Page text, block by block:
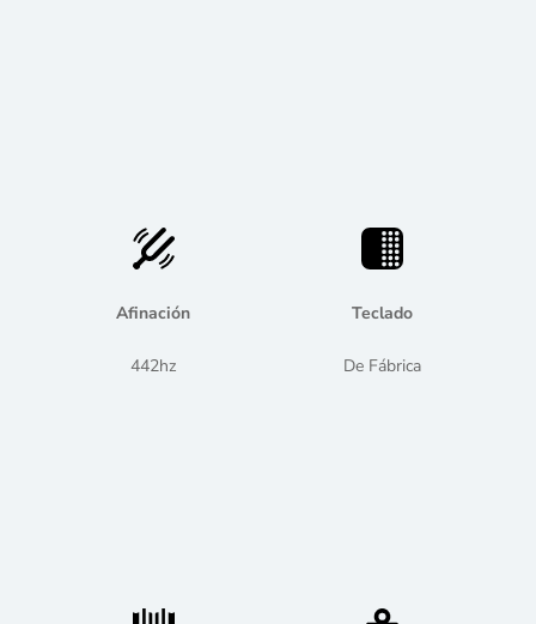
Afinación
442hz
Teclado
De Fábrica